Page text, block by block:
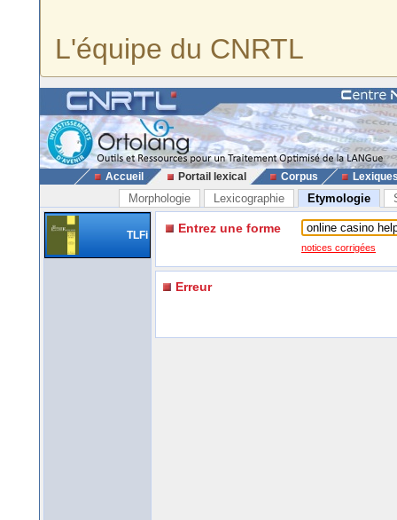
L'équipe du CNRTL
Accueil Portail lexical Corpus
Morphologie Lexicographie Etymologie
TLFi Entrez une forme
notices corrigées
Erreur